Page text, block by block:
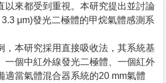
以來都受到重視。本研究提出並討論
μm)發光二極體的甲烷氣體感測系
，本研究採用直接吸收法，其系統基
一個中紅外線發光二極體、一個紅外
適當氣體混合器系統的20 mm氣體